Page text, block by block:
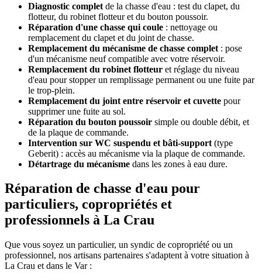
Diagnostic complet de la chasse d'eau : test du clapet, du
flotteur, du robinet flotteur et du bouton poussoir.
Réparation d'une chasse qui coule : nettoyage ou
remplacement du clapet et du joint de chasse.
Remplacement du mécanisme de chasse complet : pose
d'un mécanisme neuf compatible avec votre réservoir.
Remplacement du robinet flotteur et réglage du niveau
d'eau pour stopper un remplissage permanent ou une fuite par
le trop-plein.
Remplacement du joint entre réservoir et cuvette pour
supprimer une fuite au sol.
Réparation du bouton poussoir simple ou double débit, et
de la plaque de commande.
Intervention sur WC suspendu et bâti-support (type
Geberit) : accès au mécanisme via la plaque de commande.
Détartrage du mécanisme dans les zones à eau dure.
Réparation de chasse d'eau pour
particuliers, copropriétés et
professionnels à La Crau
Que vous soyez un particulier, un syndic de copropriété ou un
professionnel, nos artisans partenaires s'adaptent à votre situation à
La Crau et dans le Var :